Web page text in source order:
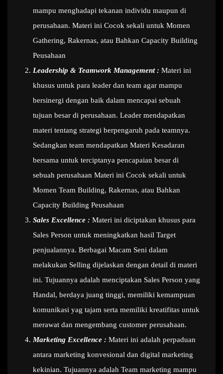
mampu menghadapi tekanan individu maupun di
perusahaan. Materi ini Cocok sekali untuk Momen
Gathering, Rakernas, atau Bahkan Capacity Building
Peusahaan
Leadership & Teamwork Management : Materi ini
khusus untuk para leader dan team agar mampu
bersinergi dengan baik dalam mencapai sebuah
tujuan besar di perusahaan. Leader mendapatkan
materi tentang strategi berpengaruh pada teamnya.
Sedangkan team mendapatkan Materi Kesadaran
bersama untuk terciptanya pencapaian besar di
sebuah perusahaan Materi ini Cocok sekali untuk
Momen Team Building, Rakernas, atau Bahkan
Capacity Building Peusahaan
Sales Excellence : Materi ini diciptakan khusus para
Sales Person untuk meningkatkan hasil Target
penjualannya. Berbagai Macam Seni dalam
melakukan Selling dijelaskan dengan detail di materi
ini. Tujuannya adalah menciptakan Sales Person yang
Handal, berdaya juang tinggi, memiliki kemampuan
komunikasi yag tajam serta memiliki kreatifitas untuk
merawat dan mengembang customer perusahaan.
Marketing Excellence : Materi ini adalah perpaduan
antara marketing konvesional dan digital marketing
kekinian. Tujuannya adalah Team marketing mampu